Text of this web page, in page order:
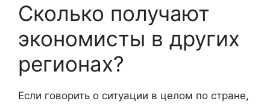
Сколько получают
экономисты в других
регионах?
Если говорить о ситуации в целом по стране,